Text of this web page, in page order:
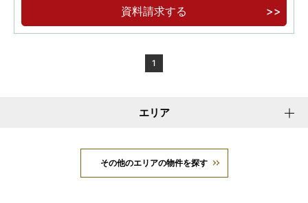
資料請求する
1
エリア
その他のエリアの物件を探す